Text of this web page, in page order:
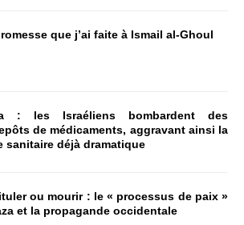
que j’ai faite à Ismail al-Ghoul
: les Israéliens bombardent des
de médicaments, aggravant ainsi la
sanitaire déjà dramatique
ou mourir : le « processus de paix »
et la propagande occidentale